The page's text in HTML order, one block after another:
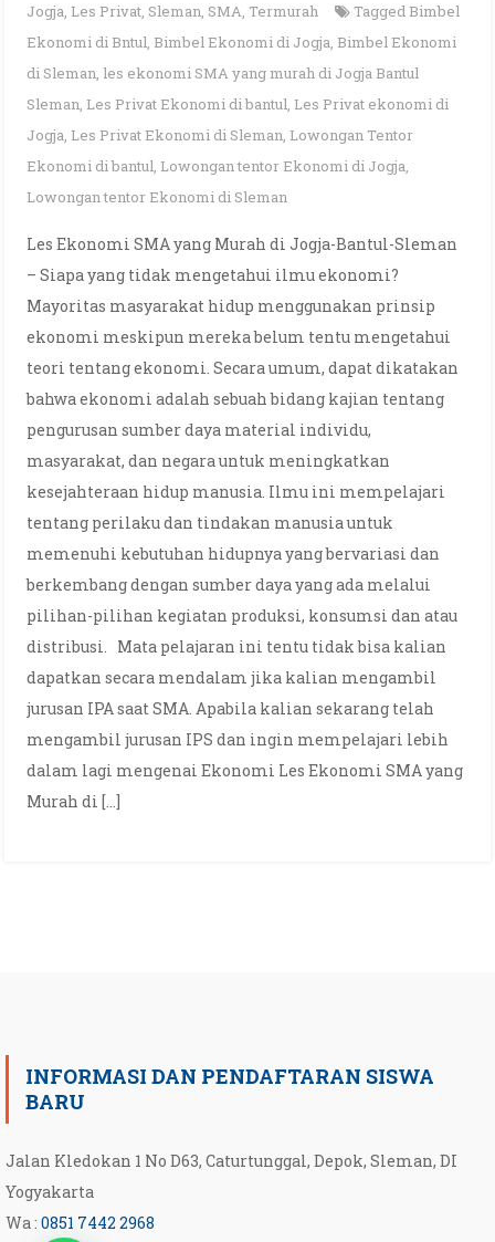
Jogja, Les Privat, Sleman, SMA, Termurah Tagged Bimbel
Ekonomi di Bntul, Bimbel Ekonomi di Jogja, Bimbel Ekonomi
di Sleman, les ekonomi SMA yang murah di Jogja Bantul
Sleman, Les Privat Ekonomi di bantul, Les Privat ekonomi di
Jogja, Les Privat Ekonomi di Sleman, Lowongan Tentor
Ekonomi di bantul, Lowongan tentor Ekonomi di Jogja,
Lowongan tentor Ekonomi di Sleman
Les Ekonomi SMA yang Murah di Jogja-Bantul-Sleman
– Siapa yang tidak mengetahui ilmu ekonomi?
Mayoritas masyarakat hidup menggunakan prinsip
ekonomi meskipun mereka belum tentu mengetahui
teori tentang ekonomi. Secara umum, dapat dikatakan
bahwa ekonomi adalah sebuah bidang kajian tentang
pengurusan sumber daya material individu,
masyarakat, dan negara untuk meningkatkan
kesejahteraan hidup manusia. Ilmu ini mempelajari
tentang perilaku dan tindakan manusia untuk
memenuhi kebutuhan hidupnya yang bervariasi dan
berkembang dengan sumber daya yang ada melalui
pilihan-pilihan kegiatan produksi, konsumsi dan atau
distribusi. Mata pelajaran ini tentu tidak bisa kalian
dapatkan secara mendalam jika kalian mengambil
jurusan IPA saat SMA. Apabila kalian sekarang telah
mengambil jurusan IPS dan ingin mempelajari lebih
dalam lagi mengenai Ekonomi Les Ekonomi SMA yang
Murah di […]
INFORMASI DAN PENDAFTARAN SISWA
BARU
Jalan Kledokan 1 No D63, Caturtunggal, Depok, Sleman, DI
Yogyakarta
Wa : 0851 7442 2968